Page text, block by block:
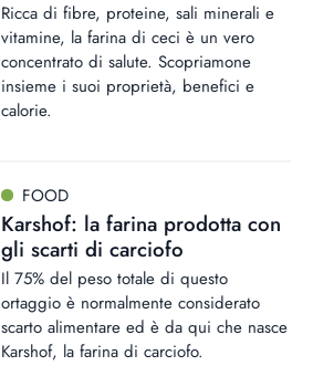
Ricca di fibre, proteine, sali minerali e
vitamine, la farina di ceci è un vero
concentrato di salute. Scopriamone
insieme i suoi proprietà, benefici e
calorie.
FOOD
Karshof: la farina prodotta con
gli scarti di carciofo
Il 75% del peso totale di questo
ortaggio è normalmente considerato
scarto alimentare ed è da qui che nasce
Karshof, la farina di carciofo.